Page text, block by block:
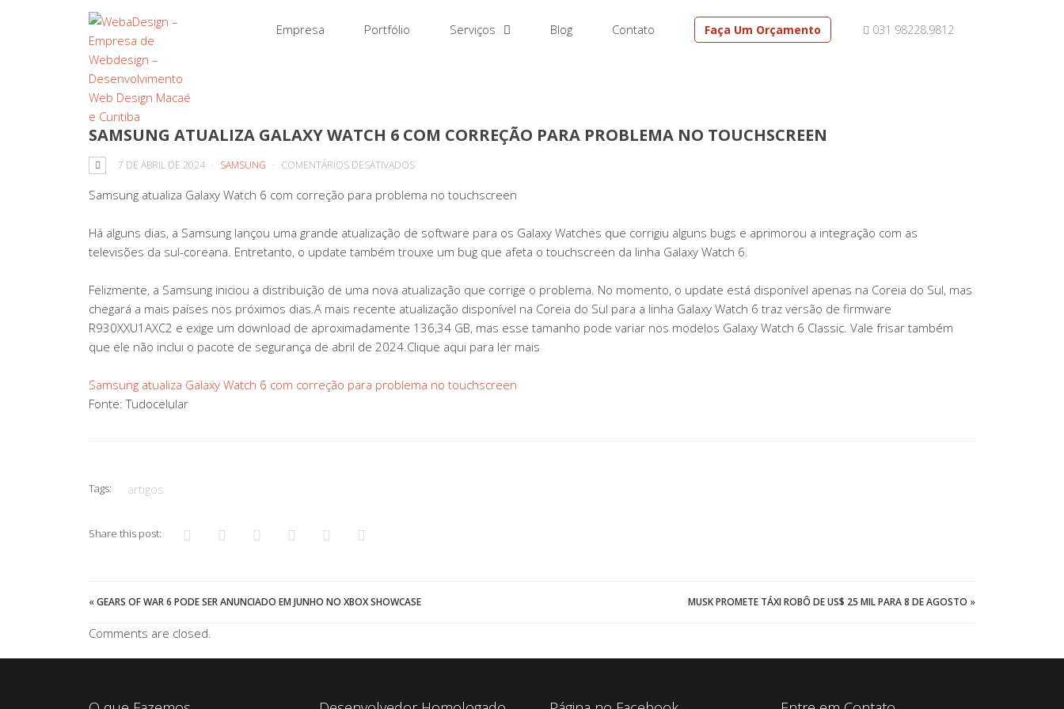
031 98228.9812
Empresa Portfólio Serviços Blog Contato Faça Um Orçamento
SAMSUNG ATUALIZA GALAXY WATCH 6 COM CORREÇÃO PARA PROBLEMA NO TOUCHSCREEN
7 DE ABRIL DE 2024 SAMSUNG COMENTÁRIOS DESATIVADOSEM
ATUALIZA
WATCH
6
CORREÇÃO
PARA
PROBLEMA
NO
Samsung atualiza Galaxy Watch 6 com correção para problema no touchscreen
Há alguns dias, a Samsung lançou uma grande atualização de software para os Galaxy Watches que corrigiu alguns bugs e aprimorou a integração com as
televisões da sul-coreana. Entretanto, o update também trouxe um bug que afeta o touchscreen da linha Galaxy Watch 6.
Felizmente, a Samsung iniciou a distribuição de uma nova atualização que corrige o problema. No momento, o update está disponível apenas na Coreia do Sul, mas
chegará a mais países nos próximos dias.A mais recente atualização disponível na Coreia do Sul para a linha Galaxy Watch 6 traz versão de firmware
R930XXU1AXC2 e exige um download de aproximadamente 136,34 GB, mas esse tamanho pode variar nos modelos Galaxy Watch 6 Classic. Vale frisar também
que ele não inclui o pacote de segurança de abril de 2024.Clique aqui para ler mais
Samsung atualiza Galaxy Watch 6 com correção para problema no touchscreen
Fonte: Tudocelular
Tags: artigos
Share this post:
«GEARS OF WAR 6 PODE SER ANUNCIADO EM JUNHO NO XBOX SHOWCASE MUSK PROMETE TÁXI ROBÔ DE US$ 25 MIL PARA 8 DE AGOSTO »
Comments are closed.